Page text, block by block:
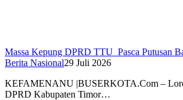
Massa Kepung DPRD TTU Pasca Putusan
Berita Nasional29 Juli 2026
KEFAMENANU |BUSERKOTA.Com –
DPRD Kabupaten Timor…